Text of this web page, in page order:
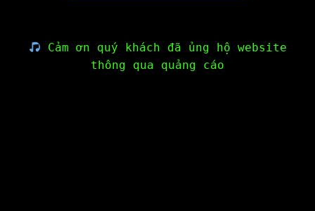
Cảm ơn quý khách đã ủng hộ website
thông qua quảng cáo